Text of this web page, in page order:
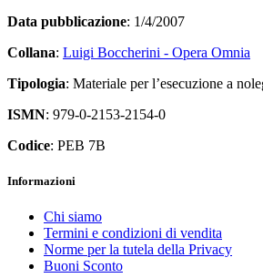
Data pubblicazione: 1/4/2007
Collana: Luigi Boccherini - Opera Omnia
Tipologia: Materiale per l’esecuzione a
ISMN: 979-0-2153-2154-0
Codice: PEB 7B
Informazioni
Chi siamo
Termini e condizioni di vendita
Norme per la tutela della Privacy
Buoni Sconto